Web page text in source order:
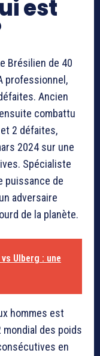
est
Brésilien de 40
professionnel,
Ancien
combattu
2 défaites,
2024 sur une
Spécialiste
puissance de
adversaire
de la planète.
Ulberg : une
hommes est
des poids
en